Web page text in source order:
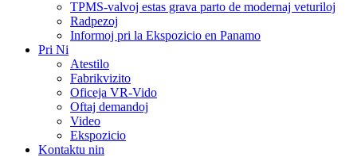
TPMS-valvoj estas grava parto de modernaj veturiloj
Radpezoj
Informoj pri la Ekspozicio en Panamo
Pri Ni
Atestilo
Fabrikvizito
Oficeja VR-Vido
Oftaj demandoj
Video
Ekspozicio
Kontaktu nin